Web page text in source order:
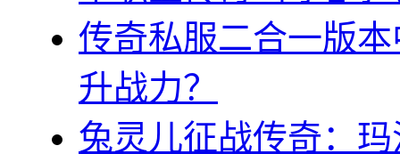
传奇私服二合一版
升战力？
兔灵儿征战传奇：